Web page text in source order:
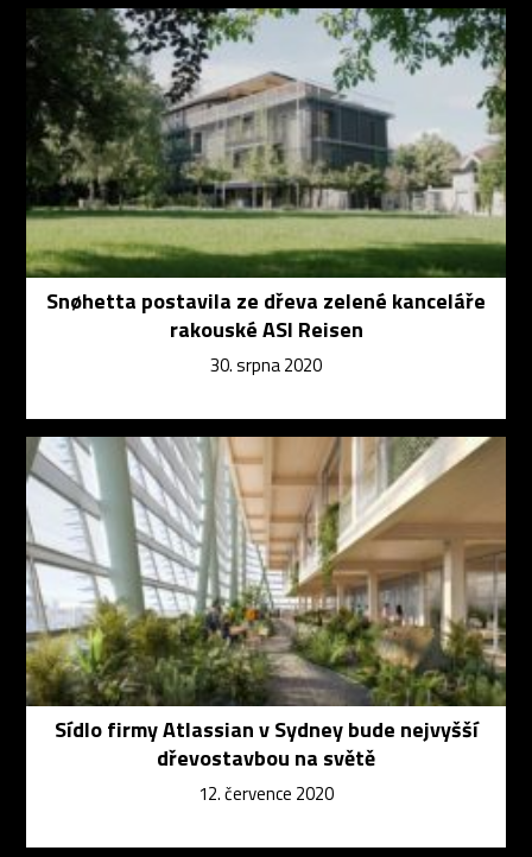
Snøhetta postavila ze dřeva zelené kanceláře
rakouské ASI Reisen
30. srpna 2020
Sídlo firmy Atlassian v Sydney bude nejvyšší
dřevostavbou na světě
12. července 2020